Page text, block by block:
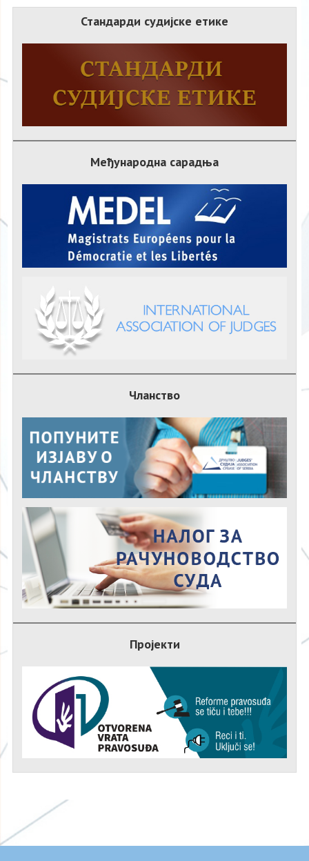
Стандарди судијске етике
Међународна сарадња
Чланство
Пројекти